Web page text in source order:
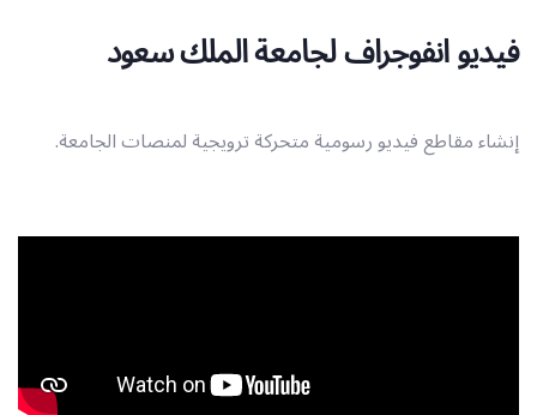
فيديو انفوجراف لجامعة الملك سعود
إنشاء مقاطع فيديو رسومية متحركة ترويجية لمنصات الجامعة.